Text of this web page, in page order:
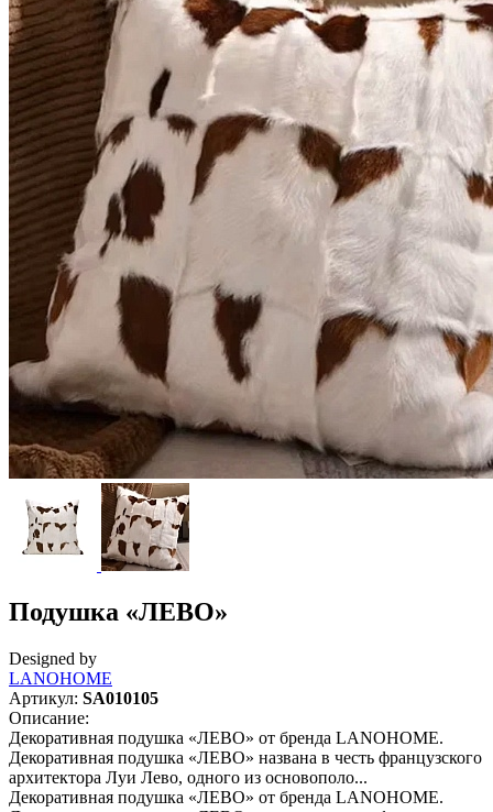
Подушка «ЛЕВО»
Designed by
LANOHOME
Артикул: SA010105
Описание:
Декоративная подушка «ЛЕВО» от бренда LANOHOME.
Декоративная подушка «ЛЕВО» названа в честь французского
архитектора Луи Лево, одного из основополо...
Декоративная подушка «ЛЕВО» от бренда LANOHOME.